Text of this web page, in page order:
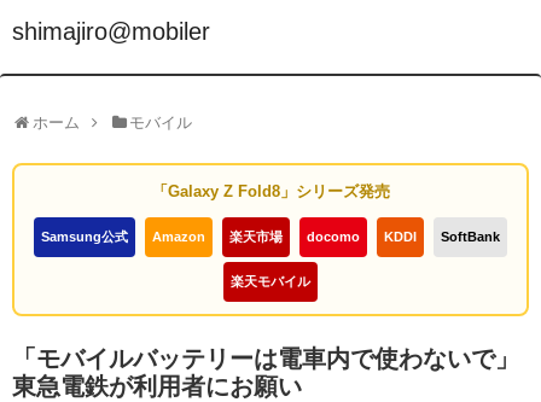
shimajiro@mobiler
ホーム モバイル
「Galaxy Z Fold8」シリーズ発売
Samsung公式 Amazon 楽天市場 docomo KDDI SoftBank
楽天モバイル
「モバイルバッテリーは電車内で使わないで」
東急電鉄が利用者にお願い